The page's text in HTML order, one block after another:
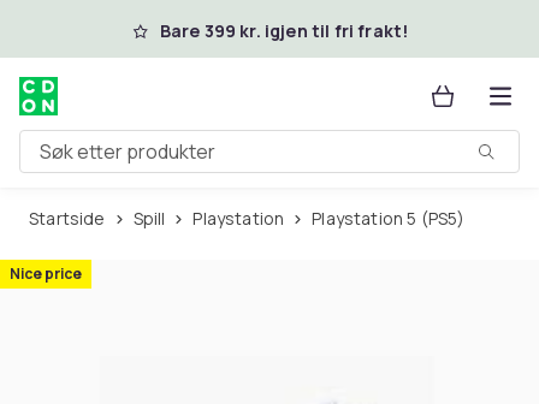
Hopp til hovedinnholdBare 399 kr. igjen til fri frakt!
Søk etter produkter
Startside Spill Playstation Playstation 5 (PS5)
Nice price